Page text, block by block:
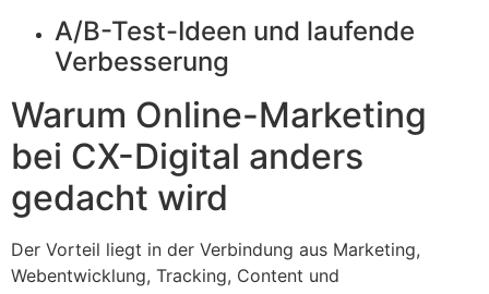
A/B-Test-Ideen und laufende
Verbesserung
Warum Online-Marketing
bei CX-Digital anders
gedacht wird
Der Vorteil liegt in der Verbindung aus Marketing,
Webentwicklung, Tracking, Content und